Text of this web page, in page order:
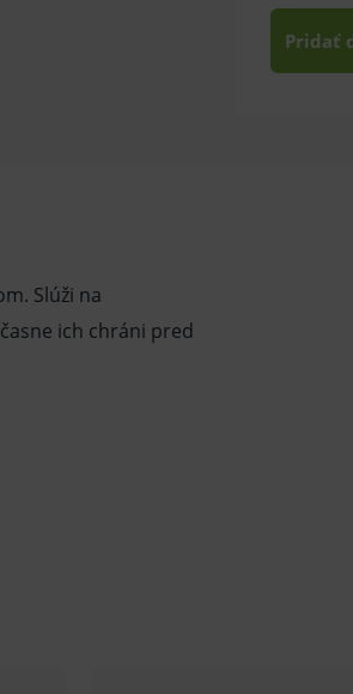
Pridať
Slúži na
ich chráni pred
je výborným